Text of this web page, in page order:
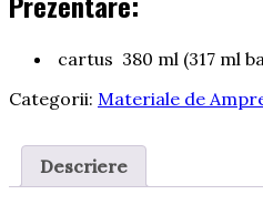
cartus 380 ml (317 ml
Categorii: Materiale de
Descriere